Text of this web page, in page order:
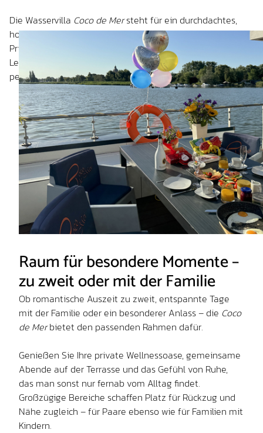
Die Wasservilla Coco de Mersteht für ein durchdachtes,
hochwertiges Konzept mit besonderem Fokus auf Komfort,
Privatsphäre und liebevolle Details – inspiriert von der
Leichtigkeit der Seychellen und verbunden mit einer
persönlichen Betreuung durch die Eigentümer.
Raum für besondere Momente –
zu zweit oder mit der Familie
Ob romantische Auszeit zu zweit, entspannte Tage
mit der Familie oder ein besonderer Anlass – die Coco
de Merbietet den passenden Rahmen dafür.
Genießen Sie Ihre private Wellnessoase, gemeinsame
Abende auf der Terrasse und das Gefühl von Ruhe,
das man sonst nur fernab vom Alltag findet.
Großzügige Bereiche schaffen Platz für Rückzug und
Nähe zugleich – für Paare ebenso wie für Familien mit
Kindern.